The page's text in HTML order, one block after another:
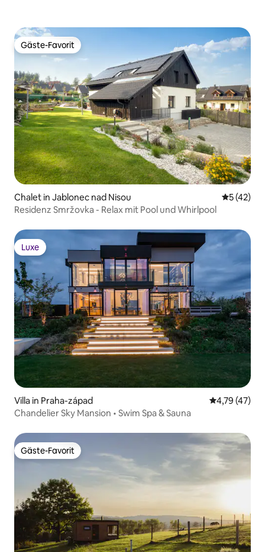
Gäste-Favorit
Gäste-Favorit
Chalet in Jablonec nad Nisou
5 (42)
Residenz Smržovka - Relax mit Pool und Whirlpool
Luxe
Luxe
Villa in Praha-západ
4,79 (47)
Chandelier Sky Mansion • Swim Spa & Sauna
Gäste-Favorit
Gäste-Favorit